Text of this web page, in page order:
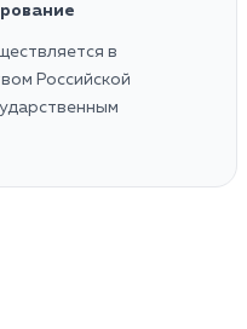
в
Российской